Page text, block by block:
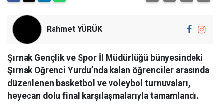
Rahmet YÜRÜK
Şırnak Gençlik ve Spor İl Müdürlüğü bünyesindeki
Şırnak Öğrenci Yurdu’nda kalan öğrenciler arasında
düzenlenen basketbol ve voleybol turnuvaları,
heyecan dolu final karşılaşmalarıyla tamamlandı.